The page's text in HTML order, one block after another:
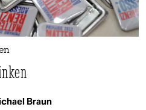
Braun